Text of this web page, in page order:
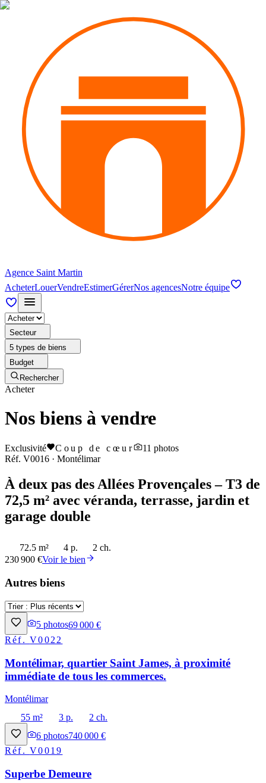
Agence Saint Martin
AcheterLouerVendreEstimerGérerNos agencesNotre équipe
Secteur
5 types de biens
Budget
Rechercher
Acheter
Nos biens à vendre
Exclusivité Coup de cœur 11 photos
Réf. V0016 · Montélimar
À deux pas des Allées Provençales – T3 de
72,5 m² avec véranda, terrasse, jardin et
garage double
72.5 m² 4 p.
2 ch.
230 900 €Voir le bien
Autres biens
5 photos69 000 €
Réf.V0022
Montélimar, quartier Saint James, à proximité
immédiate de tous les commerces.
Montélimar
55 m²
3 p.
2 ch.
6 photos740 000 €
Réf.V0019
Superbe Demeure